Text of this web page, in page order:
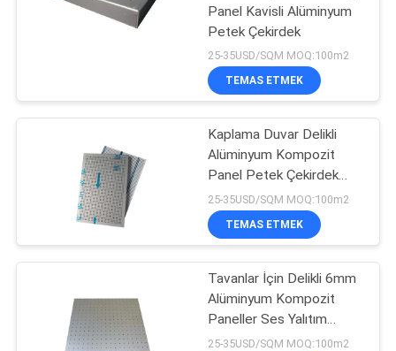
VAKALAR
HARITASI
GIZLILIK
POLITIKASI
FRP Köpük Çekirdek
Paneller
19
Alüminyum Petek
Çekirdek
20
Panel Kavisli Alüminyum
Petek Çekirdek
25-35USD/SQM MOQ:100m2
TEMAS ETMEK
Kaplama Duvar Delikli
Alüminyum Kompozit
Panel Petek Çekirdek
Yüksek Mukavemet
25-35USD/SQM MOQ:100m2
TEMAS ETMEK
Tavanlar İçin Delikli 6mm
Alüminyum Kompozit
Paneller Ses Yalıtım
Panelleri
25-35USD/SQM MOQ:100m2